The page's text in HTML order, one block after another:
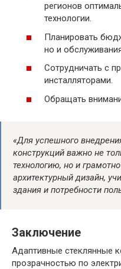
регионов
технологии.
Планировать
но и
Сотрудничать с
инсталляторами.
Обращать
«Для успешного
конструкций важно не
технологию, но и
архитектурный дизайн,
здания и потребности
Заключение
Адаптивные стеклянные
прозрачностью по